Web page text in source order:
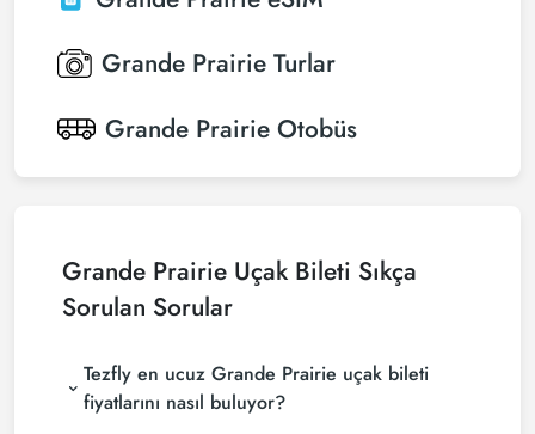
Grande Prairie Turlar
Grande Prairie Otobüs
Grande Prairie Uçak Bileti Sıkça
Sorulan Sorular
Tezfly en ucuz Grande Prairie uçak bileti
fiyatlarını nasıl buluyor?